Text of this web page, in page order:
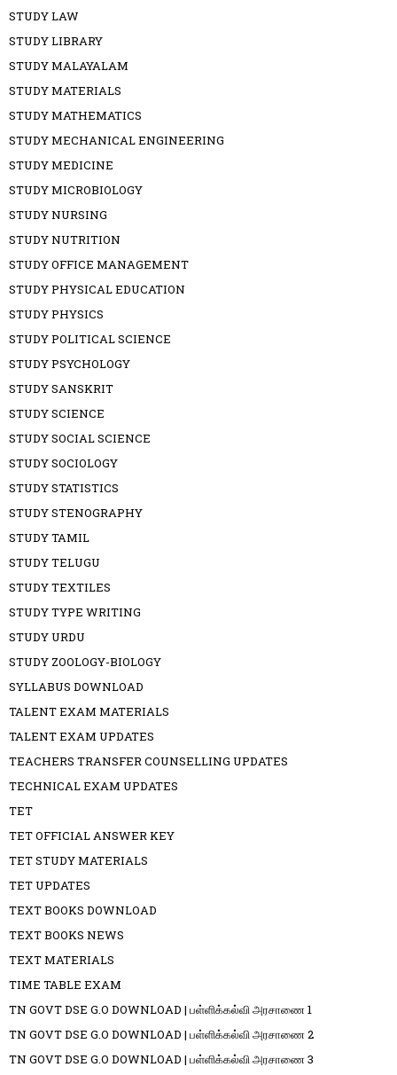
STUDY LAW
STUDY LIBRARY
STUDY MALAYALAM
STUDY MATERIALS
STUDY MATHEMATICS
STUDY MECHANICAL ENGINEERING
STUDY MEDICINE
STUDY MICROBIOLOGY
STUDY NURSING
STUDY NUTRITION
STUDY OFFICE MANAGEMENT
STUDY PHYSICAL EDUCATION
STUDY PHYSICS
STUDY POLITICAL SCIENCE
STUDY PSYCHOLOGY
STUDY SANSKRIT
STUDY SCIENCE
STUDY SOCIAL SCIENCE
STUDY SOCIOLOGY
STUDY STATISTICS
STUDY STENOGRAPHY
STUDY TAMIL
STUDY TELUGU
STUDY TEXTILES
STUDY TYPE WRITING
STUDY URDU
STUDY ZOOLOGY-BIOLOGY
SYLLABUS DOWNLOAD
TALENT EXAM MATERIALS
TALENT EXAM UPDATES
TEACHERS TRANSFER COUNSELLING UPDATES
TECHNICAL EXAM UPDATES
TET
TET OFFICIAL ANSWER KEY
TET STUDY MATERIALS
TET UPDATES
TEXT BOOKS DOWNLOAD
TEXT BOOKS NEWS
TEXT MATERIALS
TIME TABLE EXAM
TN GOVT DSE G.O DOWNLOAD | பள்ளிக்கல்வி அரசாணை 1
TN GOVT DSE G.O DOWNLOAD | பள்ளிக்கல்வி அரசாணை 2
TN GOVT DSE G.O DOWNLOAD | பள்ளிக்கல்வி அரசாணை 3